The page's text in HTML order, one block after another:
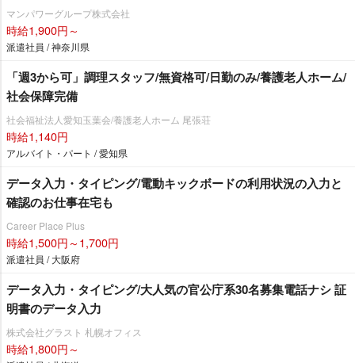
マンパワーグループ株式会社
時給1,900円～
派遣社員 / 神奈川県
「週3から可」調理スタッフ/無資格可/日勤のみ/養護老人ホーム/
社会保障完備
社会福祉法人愛知玉葉会/養護老人ホーム 尾張荘
時給1,140円
アルバイト・パート / 愛知県
データ入力・タイピング/電動キックボードの利用状況の入力と
確認のお仕事在宅も
Career Place Plus
時給1,500円～1,700円
派遣社員 / 大阪府
データ入力・タイピング/大人気の官公庁系30名募集電話ナシ 証
明書のデータ入力
株式会社グラスト 札幌オフィス
時給1,800円～